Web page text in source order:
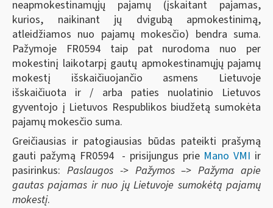
neapmokestinamųjų pajamų (įskaitant pajamas,
kurios, naikinant jų dvigubą apmokestinimą,
atleidžiamos nuo pajamų mokesčio) bendra suma.
Pažymoje FR0594 taip pat nurodoma nuo per
mokestinį laikotarpį gautų apmokestinamųjų pajamų
mokestį išskaičiuojančio asmens Lietuvoje
išskaičiuota ir / arba paties nuolatinio Lietuvos
gyventojo į Lietuvos Respublikos biudžetą sumokėta
pajamų mokesčio suma.
Greičiausias ir patogiausias būdas pateikti prašymą
gauti pažymą FR0594 - prisijungus prie Mano VMI ir
pasirinkus: Paslaugos -> Pažymos –> Pažyma apie
gautas pajamas ir nuo jų Lietuvoje sumokėtą pajamų
mokestį.